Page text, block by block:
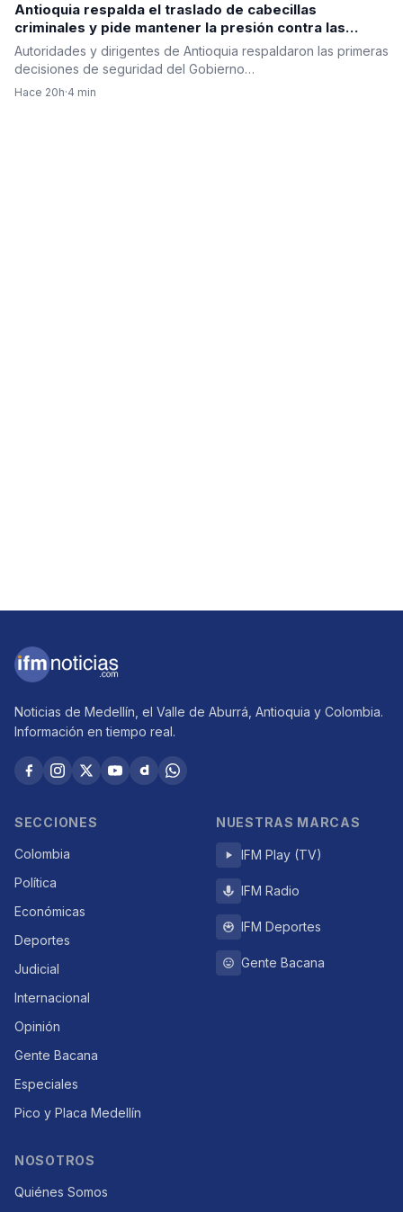
Antioquia respalda el traslado de cabecillas
criminales y pide mantener la presión contra las
estructuras ilegales
Autoridades y dirigentes de Antioquia respaldaron las primeras
decisiones de seguridad del Gobierno…
Hace 20h·4 min
Noticias de Medellín, el Valle de Aburrá, Antioquia y Colombia.
Información en tiempo real.
SECCIONES
Colombia
Política
Económicas
Deportes
Judicial
Internacional
Opinión
Gente Bacana
Especiales
Pico y Placa Medellín
NUESTRAS MARCAS
IFM Play (TV)
IFM Radio
IFM Deportes
Gente Bacana
NOSOTROS
Quiénes Somos